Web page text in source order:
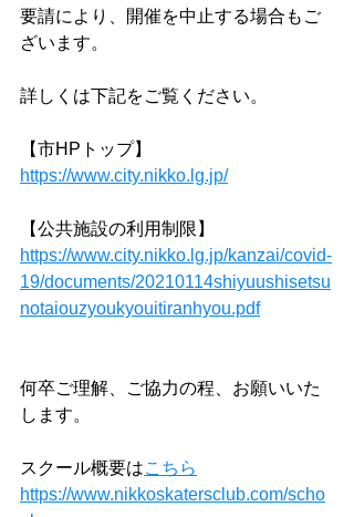
要請により、開催を中止する場合もご
ざいます。
詳しくは下記をご覧ください。
【市HPトップ】
https://www.city.nikko.lg.jp/
【公共施設の利用制限】
https://www.city.nikko.lg.jp/kanzai/covid-
19/documents/20210114shiyuushisetsu
notaiouzyoukyouitiranhyou.pdf
何卒ご理解、ご協力の程、お願いいた
します。
スクール概要はこちら
https://www.nikkoskatersclub.com/scho